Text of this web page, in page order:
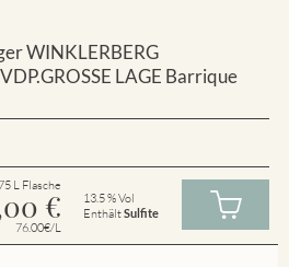
WINKLERBERG
LAGE Barrique
L Flasche
€
76.00€/L
13.5 % Vol
EnthältSulfite